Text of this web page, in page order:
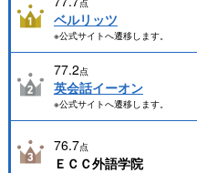
点
ベルリッツ
※公式サイトへ遷移します。
77.2点
英会話イーオン
※公式サイトへ遷移します。
76.7点
ＥＣＣ外語学院